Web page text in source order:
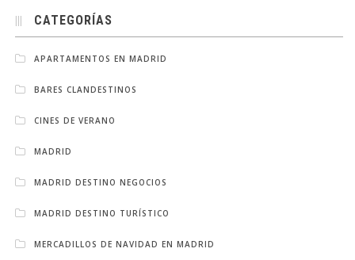
CATEGORÍAS
APARTAMENTOS EN MADRID
BARES CLANDESTINOS
CINES DE VERANO
MADRID
MADRID DESTINO NEGOCIOS
MADRID DESTINO TURÍSTICO
MERCADILLOS DE NAVIDAD EN MADRID